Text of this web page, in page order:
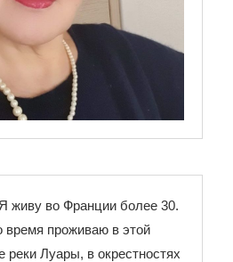
живу во Франции более 30.
время проживаю в этой
реки Луары, в окрестностях